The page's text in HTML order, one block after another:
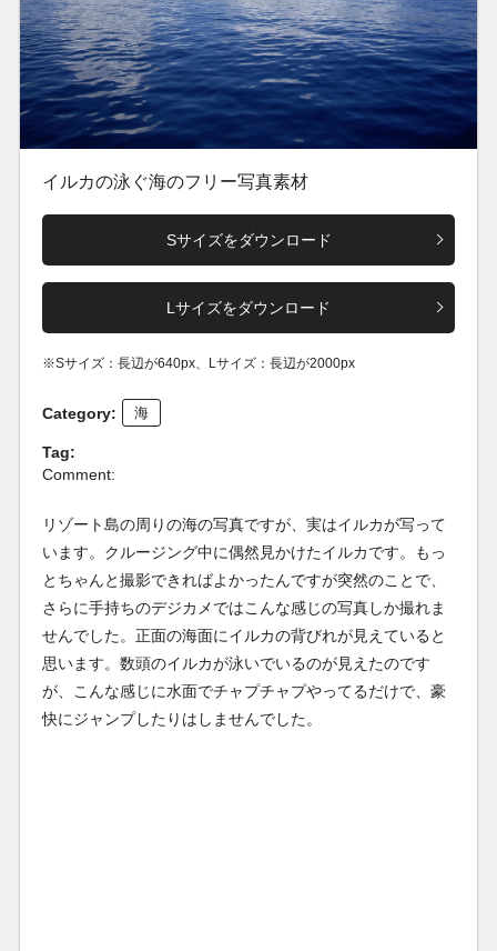
イルカの泳ぐ海のフリー写真素材
Sサイズをダウンロード
Lサイズをダウンロード
※Sサイズ：長辺が640px、Lサイズ：長辺が2000px
Category: 海
Tag:
Comment:
リゾート島の周りの海の写真ですが、実はイルカが写って
います。クルージング中に偶然見かけたイルカです。もっ
とちゃんと撮影できればよかったんですが突然のことで、
さらに手持ちのデジカメではこんな感じの写真しか撮れま
せんでした。正面の海面にイルカの背びれが見えていると
思います。数頭のイルカが泳いでいるのが見えたのです
が、こんな感じに水面でチャプチャプやってるだけで、豪
快にジャンプしたりはしませんでした。